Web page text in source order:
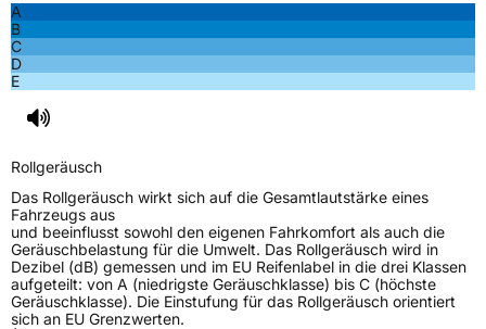
A
B
C
D
E
Rollgeräusch
Das Rollgeräusch wirkt sich auf die Gesamtlautstärke eines
Fahrzeugs aus
und beeinflusst sowohl den eigenen Fahrkomfort als auch die
Geräuschbelastung für die Umwelt. Das Rollgeräusch wird in
Dezibel (dB) gemessen und im EU Reifenlabel in die drei Klassen
aufgeteilt: von A (niedrigste Geräuschklasse) bis C (höchste
Geräuschklasse). Die Einstufung für das Rollgeräusch orientiert
sich an EU Grenzwerten.